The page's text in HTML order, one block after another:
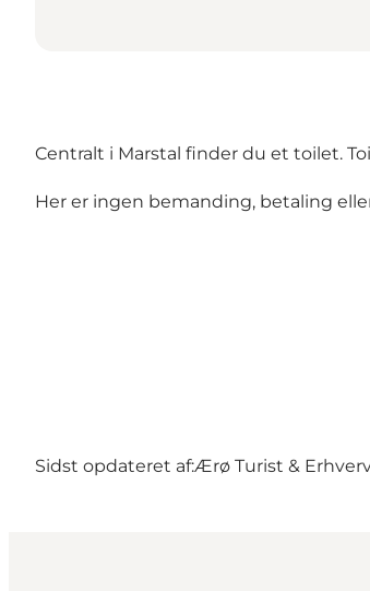
Centralt i Marstal finder du et toilet.
Her er ingen bemanding, betaling
Sidst opdateret af:Ærø Turist &